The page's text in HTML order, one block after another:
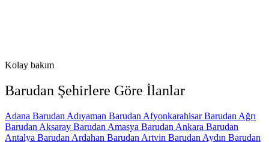
Kolay bakım
Barudan Şehirlere Göre İlanlar
Adana Barudan Adıyaman Barudan Afyonkarahisar Barudan Ağrı
Barudan Aksaray Barudan Amasya Barudan Ankara Barudan
Antalya Barudan Ardahan Barudan Artvin Barudan Aydın Barudan